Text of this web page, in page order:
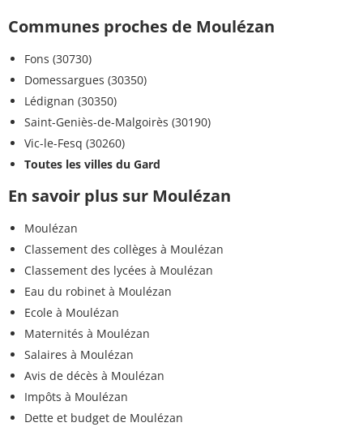
Communes proches de Moulézan
Fons (30730)
Domessargues (30350)
Lédignan (30350)
Saint-Geniès-de-Malgoirès (30190)
Vic-le-Fesq (30260)
Toutes les villes du Gard
En savoir plus sur Moulézan
Moulézan
Classement des collèges à Moulézan
Classement des lycées à Moulézan
Eau du robinet à Moulézan
Ecole à Moulézan
Maternités à Moulézan
Salaires à Moulézan
Avis de décès à Moulézan
Impôts à Moulézan
Dette et budget de Moulézan